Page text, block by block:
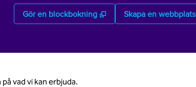
Gör en blockbokning , Öppnas i ny flik
Skapa en
vad vi kan erbjuda.